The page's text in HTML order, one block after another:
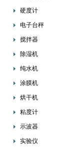
硬度计
电子台秤
搅拌器
除湿机
纯水机
涂膜机
烘干机
粘度计
示波器
实验仪